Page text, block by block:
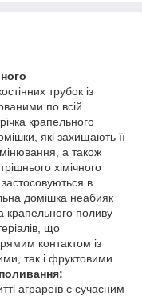
трубок із
по всій
крапельного
які захищають її
а також
хімічного
в
домішка неабияк
крапельного поливу
що
контактом із
так і фруктовими.
аграреїв є сучасним